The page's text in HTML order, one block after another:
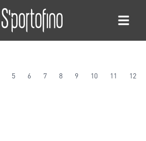
Open
5 6 7 8 9 10 11 12